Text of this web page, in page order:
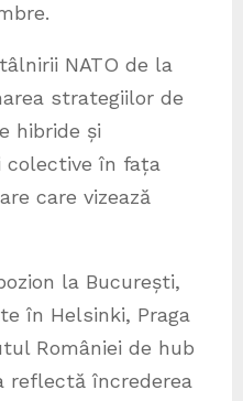
NATO de la
strategiilor de
hibride și
colective în fața
care vizează
la București,
în Helsinki, Praga
României de hub
reflectă încrederea